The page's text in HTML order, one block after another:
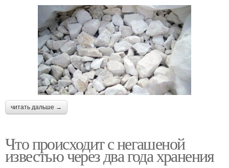
читать дальше →
Что происходит с негашеной
известью через два года хранения